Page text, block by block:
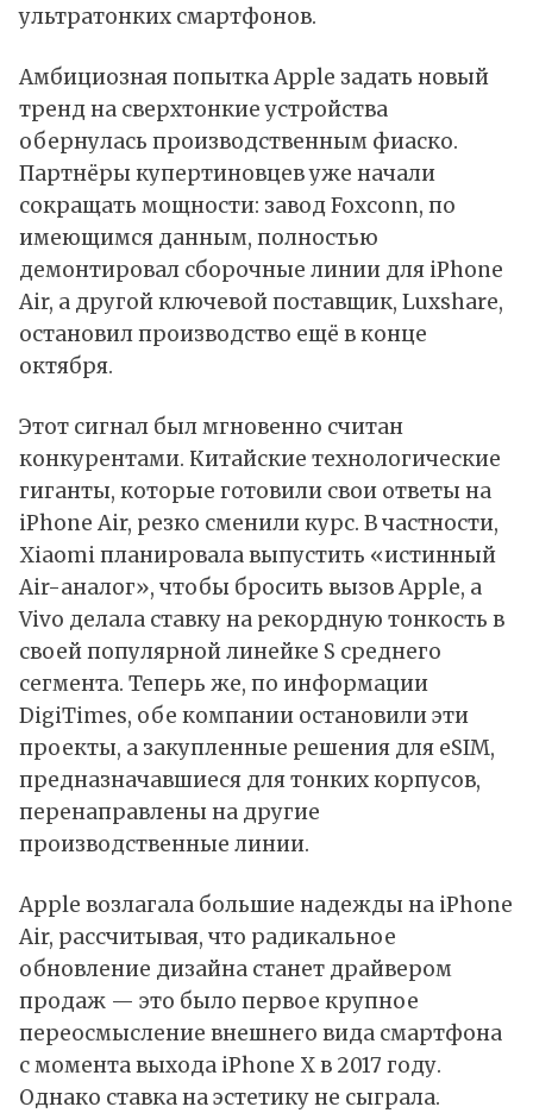
ультратонких смартфонов.
Амбициозная попытка Apple задать новый
тренд на сверхтонкие устройства
обернулась производственным фиаско.
Партнёры купертиновцев уже начали
сокращать мощности: завод Foxconn, по
имеющимся данным, полностью
демонтировал сборочные линии для iPhone
Air, а другой ключевой поставщик, Luxshare,
остановил производство ещё в конце
октября.
Этот сигнал был мгновенно считан
конкурентами. Китайские технологические
гиганты, которые готовили свои ответы на
iPhone Air, резко сменили курс. В частности,
Xiaomi планировала выпустить «истинный
Air-аналог», чтобы бросить вызов Apple, а
Vivo делала ставку на рекордную тонкость в
своей популярной линейке S среднего
сегмента. Теперь же, по информации
DigiTimes, обе компании остановили эти
проекты, а закупленные решения для eSIM,
предназначавшиеся для тонких корпусов,
перенаправлены на другие
производственные линии.
Apple возлагала большие надежды на iPhone
Air, рассчитывая, что радикальное
обновление дизайна станет драйвером
продаж — это было первое крупное
переосмысление внешнего вида смартфона
с момента выхода iPhone X в 2017 году.
Однако ставка на эстетику не сыграла.